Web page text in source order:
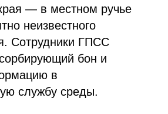
— в местном ручье
неизвестного
Сотрудники ГПСС
бон и
в
службу среды.